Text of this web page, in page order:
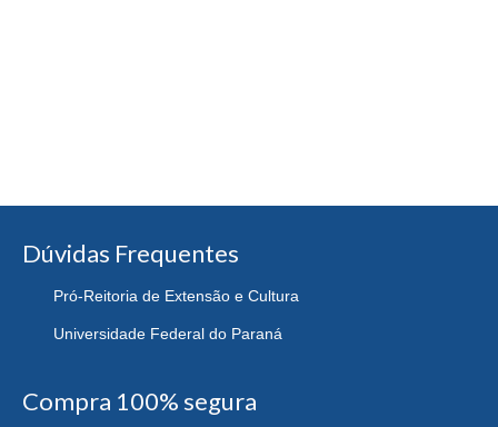
Dúvidas Frequentes
Pró-Reitoria de Extensão e Cultura
Universidade Federal do Paraná
Compra 100% segura